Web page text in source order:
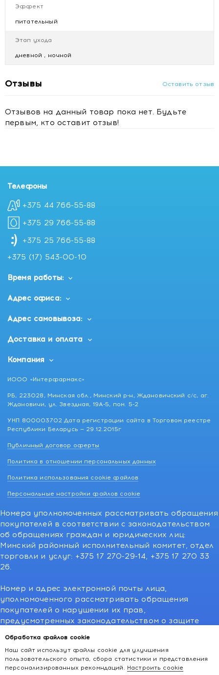
Эффект
питательный
Этап ухода
дневной , ночной
Отзывы Оставить отзыв
Отзывов на данный товар пока нет. Будьте
первым, кто оставит отзыв!
Обработка файлов cookie
Наш сайт использут файлы cookie для улучшения
пользовательского опыта, сбора статистики и представления
персонализированных рекомндаций. Настроить cookie
Телефоны
+375 44 766-55-88
+375 29 766-55-88
+375 25 766-55-88
+375 (17) 543-00-10
Время работы:
Адрес офиса:
Адрес самовывоза:
Доставка и оплата
Компания
ИООО «Интерфармакс»
РБ, 223028, Минская обл., Минский р-н, Ждановичский с/с, аг.
Ждановичи, ул. Звездная, 19А-5, пом. 5-2
УНП 800003702 Дата регистрации сайта в Торговом реестре
Республики Беларусь — 29.12.2015г
Публичный договор оферты
Политика в отношении персональных данных
Политика использования cookie файлов
Персональные настройки файлов cookie
Номера уполномоченных рассматривать обращения
покупателей в соответствии с законодательством
об обращениях граждан и юридических лиц:
Минский районный исполнительный комитет, отдел
торговли и услуг: +375 17 270-29-14, +375 17 270 33
26.
Номер и адрес электронной почты лица,
уполномоченного рассматривать обращения
покупателей о нарушении их прав,
предусмотренных законодательством о защите
операторов), info@kakvapteke.by